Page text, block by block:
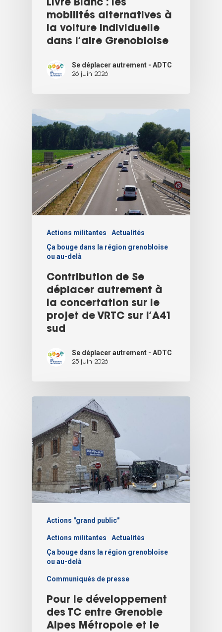
Livre Blanc : les
mobilités alternatives à
la voiture individuelle
dans l’aire Grenobloise
Se déplacer autrement - ADTC
26 juin 2026
Actions militantes
Actualités
Ça bouge dans la région grenobloise
ou au-delà
Contribution de Se
déplacer autrement à
la concertation sur le
projet de VRTC sur l’A41
sud
Se déplacer autrement - ADTC
25 juin 2026
Actions "grand public"
Actions militantes
Actualités
Ça bouge dans la région grenobloise
ou au-delà
Communiqués de presse
Pour le développement
des TC entre Grenoble
Alpes Métropole et le